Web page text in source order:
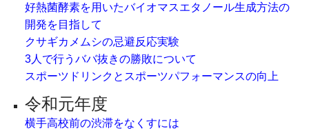
好熱菌酵素を用いたバイオマスエタノール生成方法の
開発を目指して
クサギカメムシの忌避反応実験
3人で行うババ抜きの勝敗について
スポーツドリンクとスポーツパフォーマンスの向上
令和元年度
横手高校前の渋滞をなくすには